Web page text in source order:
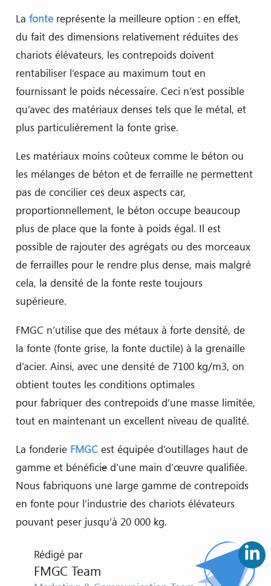
La fontereprésente la meilleure option : en effet,
du fait des dimensions relativement réduites des
chariots élévateurs, les contrepoids doivent
rentabiliser l’espace au maximum tout en
fournissant le poids nécessaire. Ceci n’est possible
qu’avec des matériaux denses tels que le métal, et
plus particulièrement la fonte grise.
Les matériaux moins coûteux comme le béton ou
les mélanges de béton et de ferraille ne permettent
pas de concilier ces deux aspects car,
proportionnellement, le béton occupe beaucoup
plus de place que la fonte à poids égal. Il est
possible de rajouter des agrégats ou des morceaux
de ferrailles pour le rendre plus dense, mais malgré
cela, la densité de la fonte reste toujours
supérieure.
FMGC n’utilise que des métaux à forte densité, de
la fonte (fonte grise, la fonte ductile) à la grenaille
d’acier. Ainsi, avec une densité de 7100 kg/m3, on
obtient toutes les conditions optimales
pour fabriquer des contrepoids d’une masse limitée,
tout en maintenant un excellent niveau de qualité.
La fonderie FMGCest équipée d’outillages haut de
gamme et bénéficied’une main d’œuvre qualifiée.
Nous fabriquons une large gamme de contrepoids
en fonte pour l’industrie des chariots élévateurs
pouvant peser jusqu’à 20 000 kg.
Rédigé par
FMGC Team